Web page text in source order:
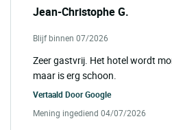
Jean-Christophe G.
Blijf binnen 07/2026
Zeer gastvrij. Het hotel wordt
maar is erg schoon.
Vertaald DoorGoogle
Mening ingediend 04/07/2026